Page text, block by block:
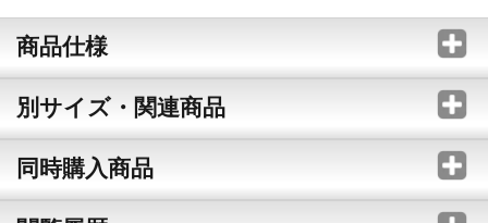
商品仕様
別サイズ・関連商品
同時購入商品